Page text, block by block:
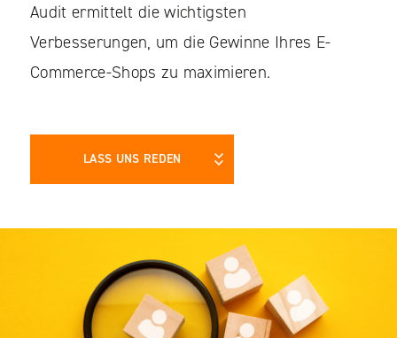
Audit ermittelt die wichtigsten
Verbesserungen, um die Gewinne Ihres E-
Commerce-Shops zu maximieren.
LASS UNS REDEN